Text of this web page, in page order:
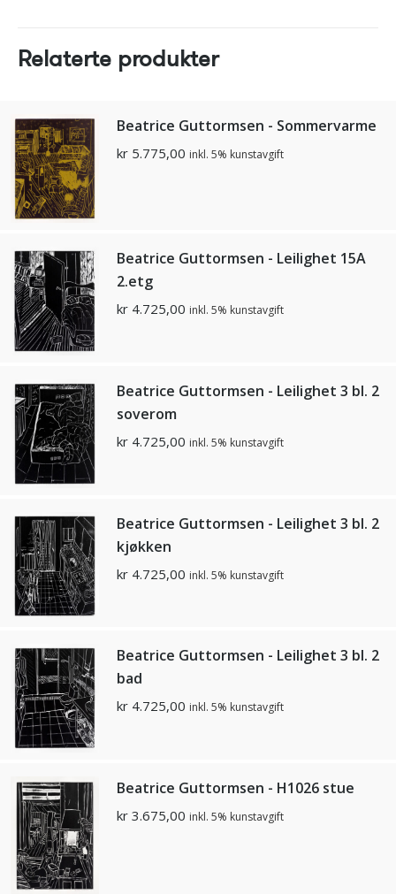
Relaterte produkter
Beatrice Guttormsen - Sommervarme
kr 5.775,00 inkl. 5% kunstavgift
Beatrice Guttormsen - Leilighet 15A
2.etg
kr 4.725,00 inkl. 5% kunstavgift
Beatrice Guttormsen - Leilighet 3 bl. 2
soverom
kr 4.725,00 inkl. 5% kunstavgift
Beatrice Guttormsen - Leilighet 3 bl. 2
kjøkken
kr 4.725,00 inkl. 5% kunstavgift
Beatrice Guttormsen - Leilighet 3 bl. 2
bad
kr 4.725,00 inkl. 5% kunstavgift
Beatrice Guttormsen - H1026 stue
kr 3.675,00 inkl. 5% kunstavgift